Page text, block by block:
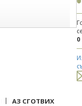
0
| АЗ СГОТВИХ